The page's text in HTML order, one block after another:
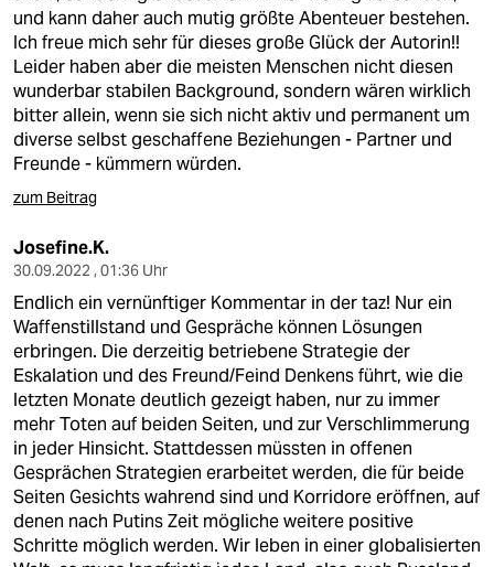
und kann daher auch mutig größte Abenteuer bestehen.
Ich freue mich sehr für dieses große Glück der Autorin!!
Leider haben aber die meisten Menschen nicht diesen
wunderbar stabilen Background, sondern wären wirklich
bitter allein, wenn sie sich nicht aktiv und permanent um
diverse selbst geschaffene Beziehungen - Partner und
Freunde - kümmern würden.
zum Beitrag
Josefine.K.
30.09.2022 , 01:36 Uhr
Endlich ein vernünftiger Kommentar in der taz! Nur ein
Waffenstillstand und Gespräche können Lösungen
erbringen. Die derzeitig betriebene Strategie der
Eskalation und des Freund/Feind Denkens führt, wie die
letzten Monate deutlich gezeigt haben, nur zu immer
mehr Toten auf beiden Seiten, und zur Verschlimmerung
in jeder Hinsicht. Stattdessen müssten in offenen
Gesprächen Strategien erarbeitet werden, die für beide
Seiten Gesichts wahrend sind und Korridore eröffnen, auf
denen nach Putins Zeit mögliche weitere positive
Schritte möglich werden. Wir leben in einer globalisierten